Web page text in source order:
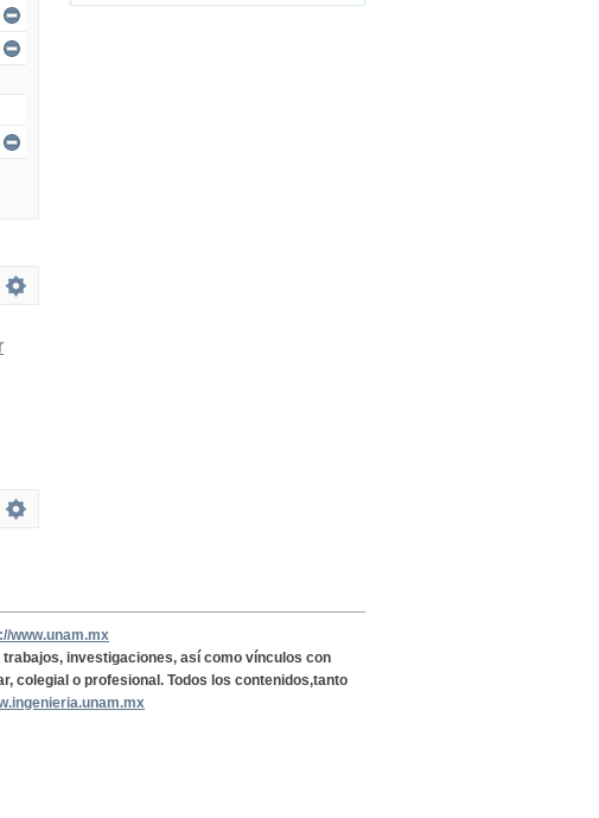
www.unam.mx
trabajos, investigaciones, así como vínculos con
colegial o profesional. Todos los contenidos,tanto